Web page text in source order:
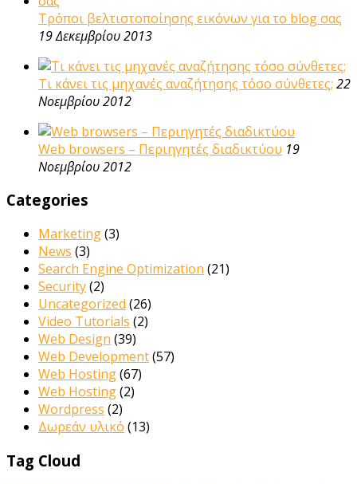
Τρόποι βελτιστοποίησης εικόνων για το blog σας
19 Δεκεμβρίου 2013
Τι κάνει τις μηχανές αναζήτησης τόσο σύνθετες; 22
Νοεμβρίου 2012
Web browsers – Περιηγητές διαδικτύου 19
Νοεμβρίου 2012
Categories
Marketing(3)
News (3)
Search Engine Optimization (21)
Security(2)
Uncategorized (26)
Video Tutorials (2)
Web Design (39)
Web Development(57)
Web Hosting(67)
Web Hosting(2)
Wordpress (2)
Δωρεάν υλικό (13)
Tag Cloud